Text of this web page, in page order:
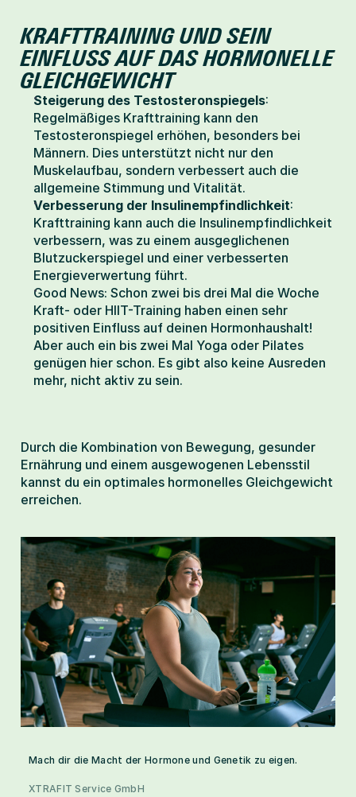
KRAFTTRAINING UND SEIN
EINFLUSS AUF DAS HORMONELLE
GLEICHGEWICHT
Steigerung des Testosteronspiegels:
Regelmäßiges Krafttraining kann den
Testosteronspiegel erhöhen, besonders bei
Männern. Dies unterstützt nicht nur den
Muskelaufbau, sondern verbessert auch die
allgemeine Stimmung und Vitalität.
Verbesserung der Insulinempfindlichkeit:
Krafttraining kann auch die Insulinempfindlichkeit
verbessern, was zu einem ausgeglichenen
Blutzuckerspiegel und einer verbesserten
Energieverwertung führt.
Good News: Schon zwei bis drei Mal die Woche
Kraft- oder HIIT-Training haben einen sehr
positiven Einfluss auf deinen Hormonhaushalt!
Aber auch ein bis zwei Mal Yoga oder Pilates
genügen hier schon. Es gibt also keine Ausreden
mehr, nicht aktiv zu sein.
Durch die Kombination von Bewegung, gesunder
Ernährung und einem ausgewogenen Lebensstil
kannst du ein optimales hormonelles Gleichgewicht
erreichen.
Mach dir die Macht der Hormone und Genetik zu eigen.
XTRAFIT Service GmbH